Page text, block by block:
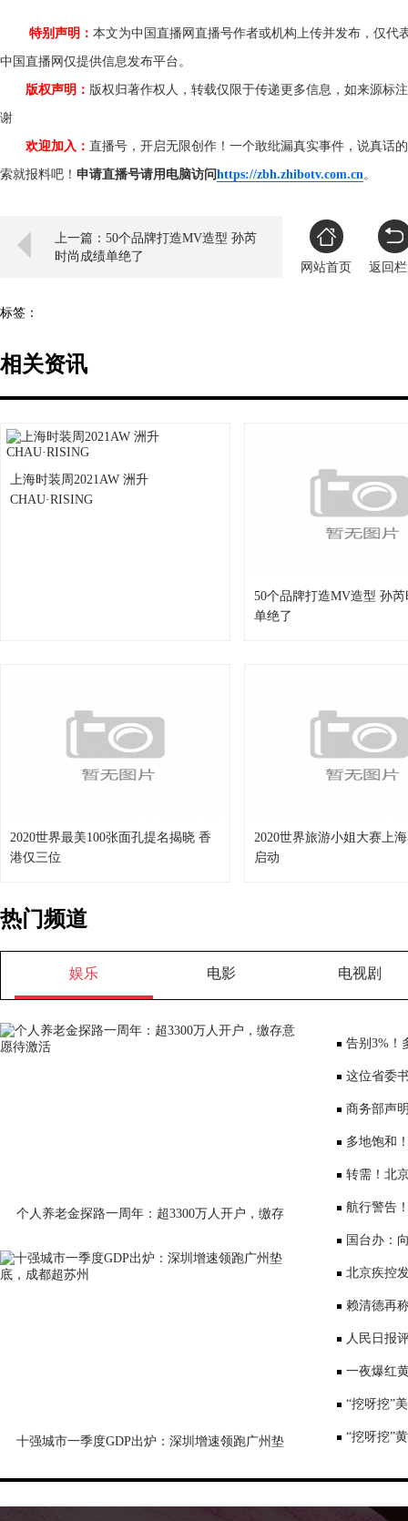
特别声明： 本文为中国直播网直播号作者或机构上传并发布，仅
中国直播网仅提供信息发布平台。
版权声明： 版权归著作权人，转载仅限于传递更多信息，如来源标
谢
欢迎加入： 直播号，开启无限创作！一个敢纰漏真实事件，说真话
索就报料吧！ 申请直播号请用电脑访问https://zbh.zhibotv.com.cn。
上一篇：50个品牌打造MV造型 孙芮
时尚成绩单绝了
网站首页
返回
标签：
相关资讯
上海时装周2021AW 洲升
CHAU·RISING
50个品牌打造MV造型 孙
单绝了
2020世界最美100张面孔提名揭晓 香
港仅三位
2020世界旅游小姐大赛上
启动
热门频道
娱乐 电影 电视剧
个人养老金探路一周年：超3300万人开户，缴存
十强城市一季度GDP出炉：深圳增速领跑广州垫
告别3%！
将少3000元
这位省委
部、10位女
商务部声
大会”
多地饱和
序竞争仍是
转需！北
公布
航行警告
国台办：
表达深切哀
北京疾控
景要戴口罩
赖清德再
国台办回应
人民日报
一夜爆红
师：或涉嫌
“挖呀挖”
“挖呀挖”